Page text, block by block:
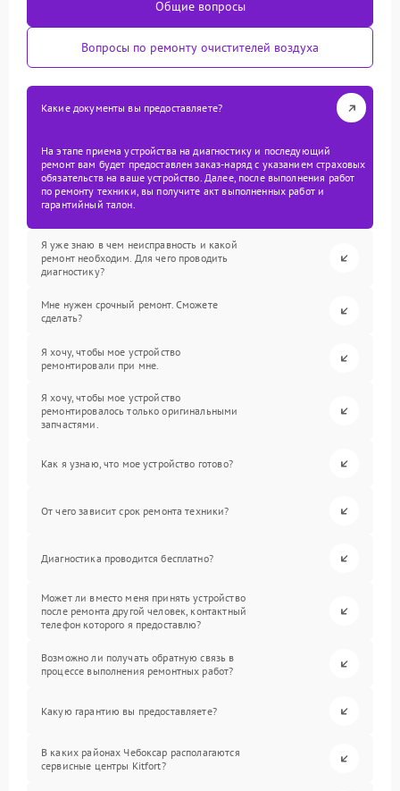
Общие вопросы
Вопросы по ремонту очистителей воздуха
Какие документы вы предоставляете?
На этапе приема устройства на диагностику и последующий
ремонт вам будет предоставлен заказ-наряд с указанием страховых
обязательств на ваше устройство. Далее, после выполнения работ
по ремонту техники, вы получите акт выполненных работ и
гарантийный талон.
Я уже знаю в чем неисправность и какой
ремонт необходим. Для чего проводить
диагностику?
Мне нужен срочный ремонт. Сможете
сделать?
Я хочу, чтобы мое устройство
ремонтировали при мне.
Я хочу, чтобы мое устройство
ремонтировалось только оригинальными
запчастями.
Как я узнаю, что мое устройство готово?
От чего зависит срок ремонта техники?
Диагностика проводится бесплатно?
Может ли вместо меня принять устройство
после ремонта другой человек, контактный
телефон которого я предоставлю?
Возможно ли получать обратную связь в
процессе выполнения ремонтных работ?
Какую гарантию вы предоставляете?
В каких районах Чебоксар располагаются
сервисные центры Kitfort?